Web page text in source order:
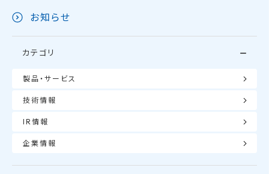
お知らせ
カテゴリ
製品・サービス
技術情報
IR情報
企業情報